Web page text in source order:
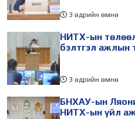
3 өдрийн өмнө
НИТХ-ын
бэлтгэл ажлын
3 өдрийн өмнө
БНХАУ-ын
НИТХ-ын үйл